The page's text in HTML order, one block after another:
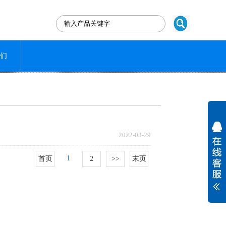
2022-03-29
首页 1 2 >> 末页